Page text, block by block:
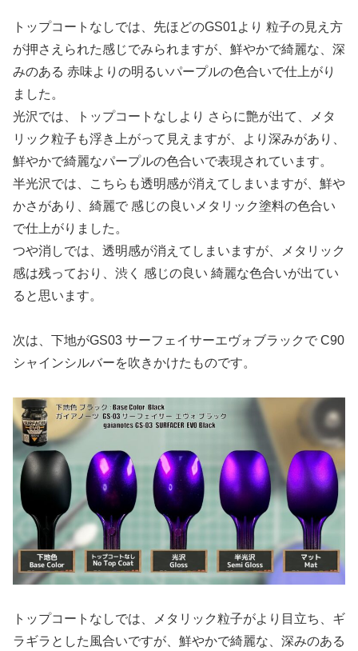
トップコートなしでは、先ほどのGS01より 粒子の見え方
が押さえられた感じでみられますが、鮮やかで綺麗な、深
みのある 赤味よりの明るいパープルの色合いで仕上がり
ました。
光沢では、トップコートなしより さらに艶が出て、メタ
リック粒子も浮き上がって見えますが、より深みがあり、
鮮やかで綺麗なパープルの色合いで表現されています。
半光沢では、こちらも透明感が消えてしまいますが、鮮や
かさがあり、綺麗で 感じの良いメタリック塗料の色合い
で仕上がりました。
つや消しでは、透明感が消えてしまいますが、メタリック
感は残っており、渋く 感じの良い 綺麗な色合いが出てい
ると思います。
次は、下地がGS03 サーフェイサーエヴォブラックで C90
シャインシルバーを吹きかけたものです。
トップコートなしでは、メタリック粒子がより目立ち、ギ
ラギラとした風合いですが、鮮やかで綺麗な、深みのある